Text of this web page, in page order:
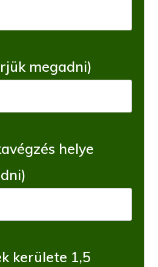
megadni)
helye
kerülete 1,5